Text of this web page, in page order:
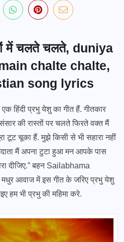
में चलते चलते, duniya
chalte chalte,
song lyrics
हिंदी प्रभु येशु का गीत हैं. गीतकार
की रास्तों पर चलते फिरते वक्त मैं
टूट चूका हैं. मुझे किसी से भी सहारा नहीं
मैं अपना टुटा हुआ मन आपके पास
दीजिए.” बहन Sailabhama
आवाज में इस गीत के जरिए प्रभु येशु
हम भी प्रभु की महिमा करे.